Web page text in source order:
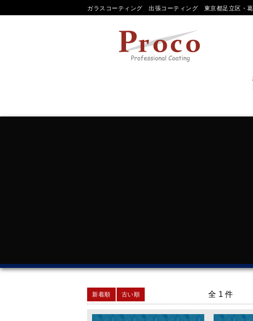
ガラスコーティング 出張コーティング 東京都足立区・
新着順 古い順 全 1 件